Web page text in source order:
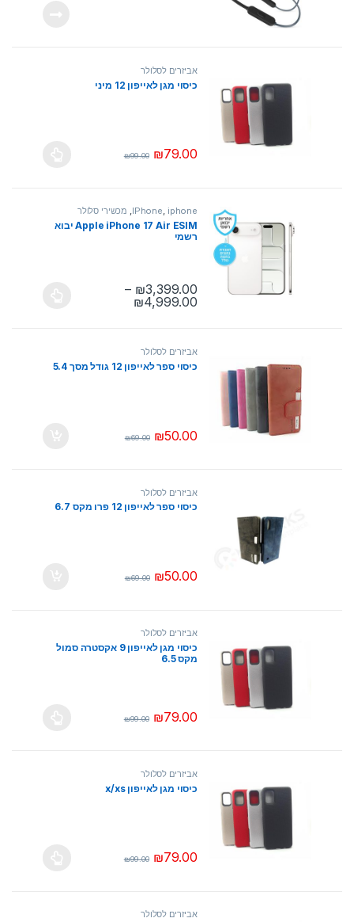
אביזרים לסלולר
כיסוי מגן לאייפון 12 מיני
₪79.00
₪99.00
למוצר זה יש מספר סוגים. ניתן לבחור את
IPhone, iphone
, מכשירי סלולר
Apple iPhone 17 Air ESIM יבוא
רשמי
₪3,399.00
–
₪4,999.00 טווח מחירים: ⁦₪3,399.00⁩ עד ⁦₪4,999.00⁩
למוצר זה יש מספר סוגים. ניתן לבחור את
אביזרים לסלולר
כיסוי ספר לאייפון 12 גודל מסך 5.4
₪50.00
₪69.00
אביזרים לסלולר
כיסוי ספר לאייפון 12 פרו מקס 6.7
₪50.00
₪69.00
אביזרים לסלולר
כיסוי מגן לאייפון 9 אקסטרה סמול
מקס 6.5
₪79.00
₪99.00
למוצר זה יש מספר סוגים. ניתן לבחור את
אביזרים לסלולר
כיסוי מגן לאייפון x/xs
₪79.00
₪99.00
למוצר זה יש מספר סוגים. ניתן לבחור את
אביזרים לסלולר